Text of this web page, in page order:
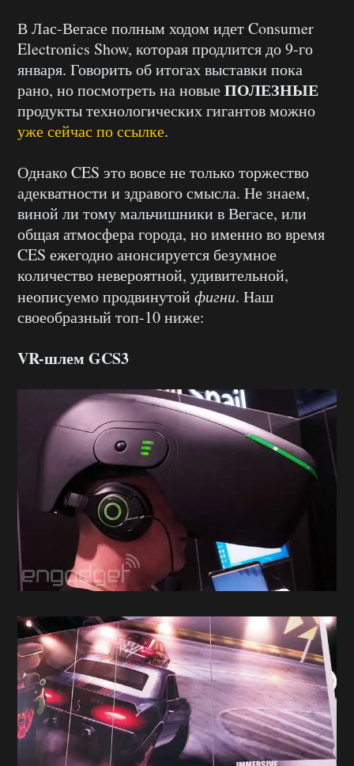
В Лас-Вегасе полным ходом идет Consumer
Electronics Show, которая продлится до 9-го
января. Говорить об итогах выставки пока
рано, но посмотреть на новыеПОЛЕЗНЫЕ
продукты технологических гигантов можно
уже сейчас по ссылке.
Однако CES это вовсе не только торжество
адекватности и здравого смысла. Не знаем,
виной ли тому мальчишники в Вегасе, или
общая атмосфера города, но именно во время
CES ежегодно анонсируется безумное
количество невероятной, удивительной,
неописуемо продвинутой фигни. Наш
своеобразный топ-10 ниже:
VR-шлем GCS3